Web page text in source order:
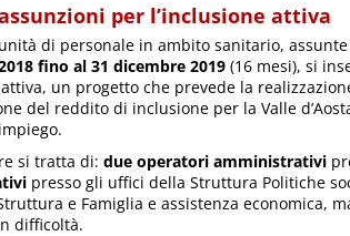
per l’inclusione attiva
di personale in ambito sanitario, assunte
fino al 31 dicembre 2019 (16 mesi), si
attiva, un progetto che prevede la
del reddito di inclusione per la Valle
si tratta di: due operatori amministrativi
presso gli uffici della Struttura Politiche
e Famiglia e assistenza economica,
difficoltà.